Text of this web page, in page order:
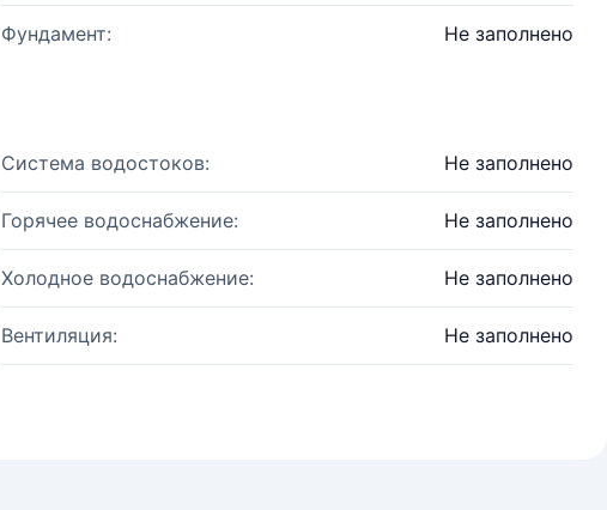
Фундамент: Не заполнено
Система водостоков: Не заполнено
Горячее водоснабжение: Не заполнено
Холодное водоснабжение: Не заполнено
Вентиляция: Не заполнено